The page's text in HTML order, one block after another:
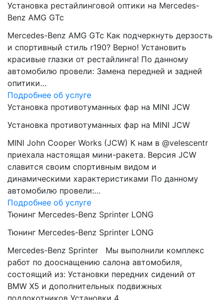
Установка рестайлинговой оптики на Mercedes-
Benz AMG GTc
Mercedes-Benz AMG GTc Как подчеркнуть дерзость
и спортивный стиль r190? Верно! Установить
красивые глазки от рестайлинга! По данному
автомобилю провели: Замена передней и задней
опитики…
Подробнее об услуге
Установка противотуманных фар на MINI JCW
Установка противотуманных фар на MINI JCW
MINI John Cooper Works (JCW) К нам в @velescentr
приехала настоящая мини-ракета. Версия JCW
славится своим спортивным видом и
динамическими характеристиками По данному
автомобилю провели:…
Подробнее об услуге
Тюнинг Mercedes-Benz Sprinter LONG
Тюнинг Mercedes-Benz Sprinter LONG
Mercedes-Benz Sprinter Мы выполнили комплекс
работ по дооснащению салона автомобиля,
состоящий из: Установки передних сидений от
BMW Х5 и дополнительных подвижных
подлокотников Установки 4…